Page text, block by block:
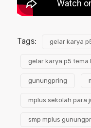
Tags: gelar karya
gelar karya p5 tema
gunungpring
mplus sekolah para
smp mplus